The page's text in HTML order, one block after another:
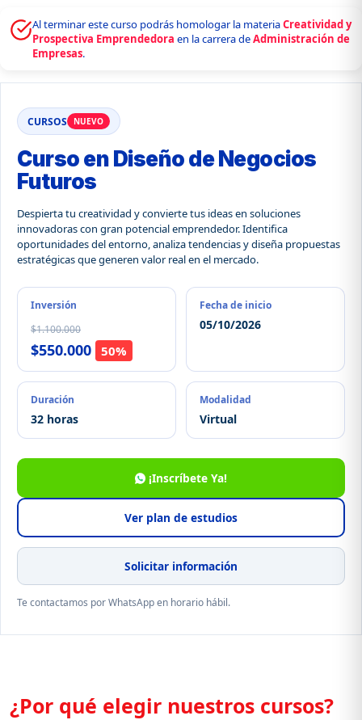
Al terminar este curso podrás homologar la materiaCreatividad y
Prospectiva Emprendedora en la carrera deAdministración de
Empresas.
CURSOS NUEVO
Curso en Diseño de Negocios
Futuros
Despierta tu creatividad y convierte tus ideas en soluciones
innovadoras con gran potencial emprendedor. Identifica
oportunidades del entorno, analiza tendencias y diseña propuestas
estratégicas que generen valor real en el mercado.
Inversión
$1.100.000
$550.000 50%
Fecha de inicio
05/10/2026
Duración
32 horas
Modalidad
Virtual
¡Inscríbete Ya!
Ver plan de estudios
Solicitar información
Te contactamos por WhatsApp en horario hábil.
¿Por qué elegir nuestros cursos?